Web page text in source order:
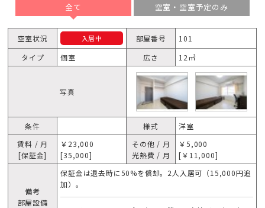
全て 空室・空室予定のみ
空室状況 入居中 部屋番号
101
タイプ
個室 広さ 12㎡
写真
条件 様式
洋室
賃料 / 月
[保証金]
￥23,000
[35,000]
その他 / 月
光熱費 / 月
￥5,000
[￥11,000]
備考
部屋設備
保証金は退去時に50%を償却。2人入居可（15,000円追
加）。